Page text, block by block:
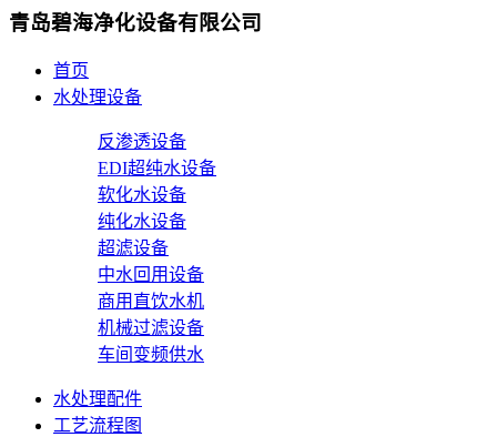
青岛碧海净化设备有限公司
首页
水处理设备
反渗透设备
EDI超纯水设备
软化水设备
纯化水设备
超滤设备
中水回用设备
商用直饮水机
机械过滤设备
车间变频供水
水处理配件
工艺流程图